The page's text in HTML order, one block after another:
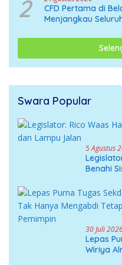
2
CFD Pertama di
Menjangkau
Swara Popular
5 Agustus
Benahi
30 Juli
Lepas
Wiriya